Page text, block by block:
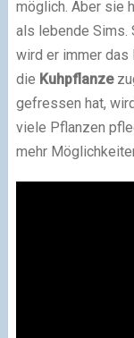
möglich. Aber sie
als lebende Sims.
wird er immer das
die Kuhpflanze
gefressen hat,
viele Pflanzen
mehr